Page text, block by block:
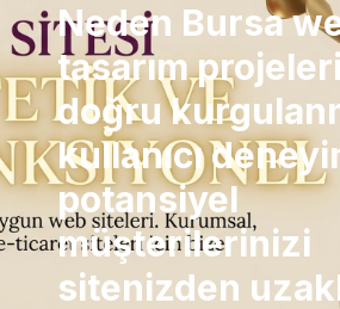
Neden Bursa
tasarım
doğru
kullanıcı
potansiyel
müşterilerinizi
sitenizden